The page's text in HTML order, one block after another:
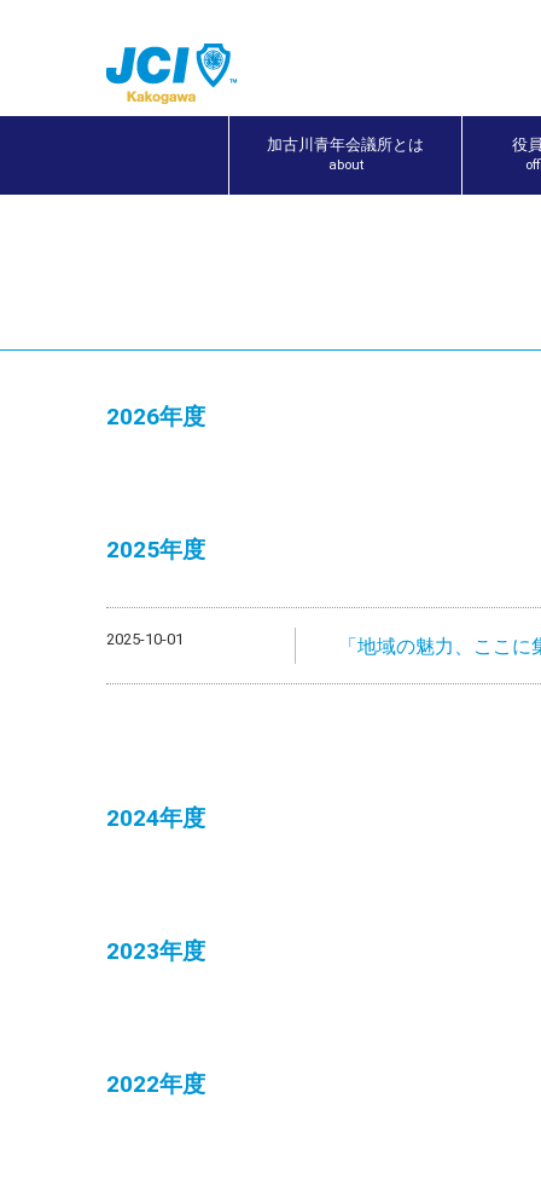
加古川青年会議所とは
about
役
2026年度
2025年度
2025-10-01 「地域の魅力、ここ
2024年度
2023年度
2022年度